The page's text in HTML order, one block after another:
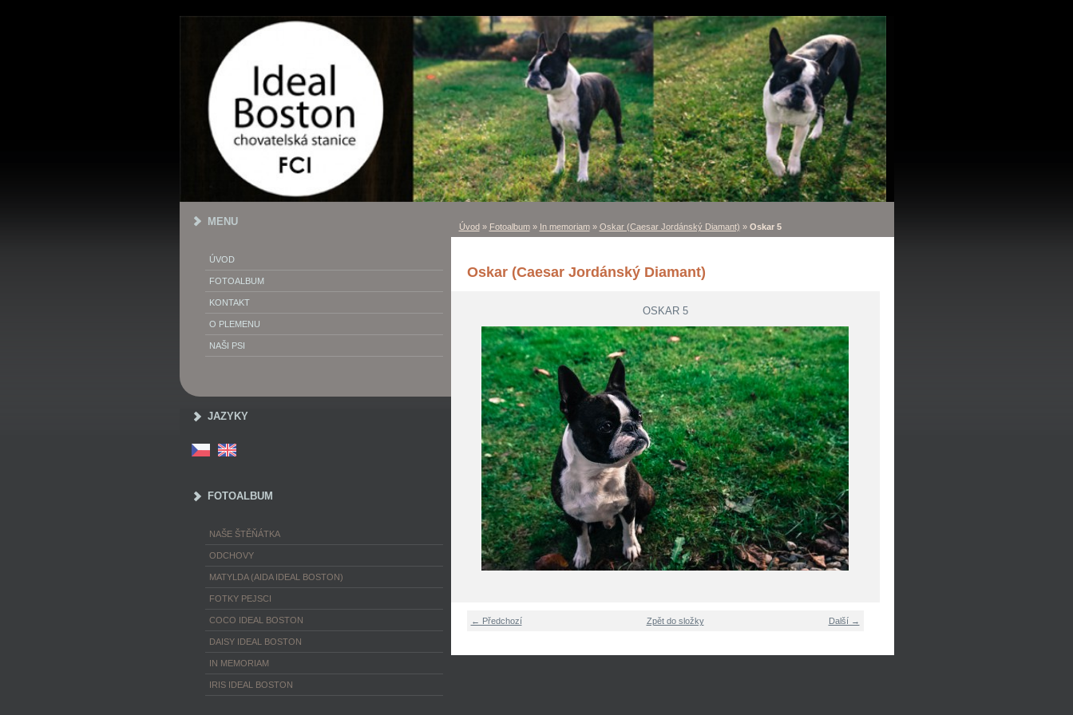
Úvod» Fotoalbum» In memoriam» Oskar (Caesar Jordánský Diamant) » Oskar 5
Oskar (Caesar Jordánský Diamant)
OSKAR 5
← Předchozí Další →
Zpět do složky
MENU
ÚVOD
FOTOALBUM
KONTAKT
O PLEMENU
NAŠI PSI
JAZYKY
FOTOALBUM
NAŠE ŠTĚŇÁTKA
ODCHOVY
MATYLDA (AIDA IDEAL BOSTON)
FOTKY PEJSCI
COCO IDEAL BOSTON
DAISY IDEAL BOSTON
IN MEMORIAM
IRIS IDEAL BOSTON